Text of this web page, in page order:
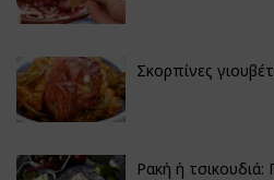
Σκορπίνες
Ρακή ή τσικουδιά: